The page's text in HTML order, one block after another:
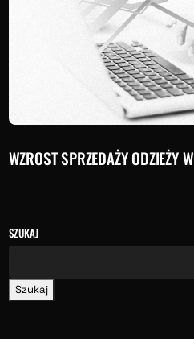
WZROST SPRZEDAŻY ODZIEŻY
SZUKAJ
Szukaj